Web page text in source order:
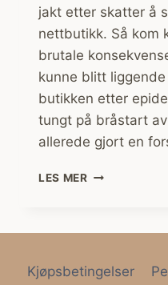
jakt etter skatter å
nettbutikk. Så kom
brutale
kunne blitt
butikken etter
tungt på bråstart
allerede gjort en
LES MERDERFOR
Kjøpsbetingelser